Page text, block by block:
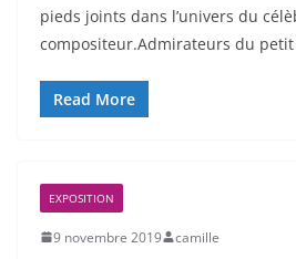
pieds joints dans l’univers du
compositeur.Admirateurs du petit
Read More
EXPOSITION
9 novembre 2019 camille